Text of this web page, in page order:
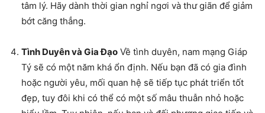
tâm lý. Hãy dành thời gian nghỉ ngơi và thư giãn để giảm
bớt căng thẳng.
Tình Duyên và Gia Đạo Về tình duyên, nam mạng Giáp
Tý sẽ có một năm khá ổn định. Nếu bạn đã có gia đình
hoặc người yêu, mối quan hệ sẽ tiếp tục phát triển tốt
đẹp, tuy đôi khi có thể có một số mâu thuẫn nhỏ hoặc